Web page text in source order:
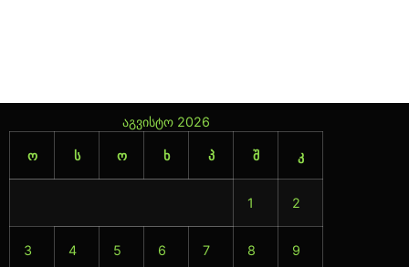
აგვისტო 2026
ო ს ო ხ პ შ კ
1 2
3 4 5 6 7 8 9